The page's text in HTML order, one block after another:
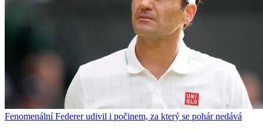
Fenomenální Federer udivil i počinem, za který se pohár nedává